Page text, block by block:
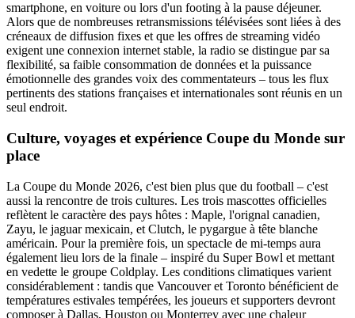
smartphone, en voiture ou lors d'un footing à la pause déjeuner.
Alors que de nombreuses retransmissions télévisées sont liées à des
créneaux de diffusion fixes et que les offres de streaming vidéo
exigent une connexion internet stable, la radio se distingue par sa
flexibilité, sa faible consommation de données et la puissance
émotionnelle des grandes voix des commentateurs – tous les flux
pertinents des stations françaises et internationales sont réunis en un
seul endroit.
Culture, voyages et expérience Coupe du Monde sur
place
La Coupe du Monde 2026, c'est bien plus que du football – c'est
aussi la rencontre de trois cultures. Les trois mascottes officielles
reflètent le caractère des pays hôtes : Maple, l'orignal canadien,
Zayu, le jaguar mexicain, et Clutch, le pygargue à tête blanche
américain. Pour la première fois, un spectacle de mi-temps aura
également lieu lors de la finale – inspiré du Super Bowl et mettant
en vedette le groupe Coldplay. Les conditions climatiques varient
considérablement : tandis que Vancouver et Toronto bénéficient de
températures estivales tempérées, les joueurs et supporters devront
composer à Dallas, Houston ou Monterrey avec une chaleur